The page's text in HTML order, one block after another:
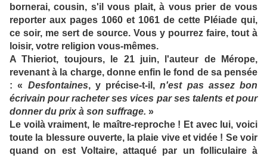
bornerai, cousin, s'il vous plait, à vous prier de vous
reporter aux pages 1060 et 1061 de cette Pléiade qui,
ce soir, me sert de source. Vous y pourrez faire, tout à
loisir, votre religion vous-mêmes.
A Thieriot, toujours, le 21 juin, l'auteur de Mérope,
revenant à la charge, donne enfin le fond de sa pensée
: « Desfontaines, y précise-t-il,n'est pas assez bon
écrivain pour racheter ses vices par ses talents et pour
donner du prix à son suffrage. »
Le voilà vraiment, le maître-reproche ! Et avec lui, voici
toute la blessure ouverte, la plaie vive et vidée ! Se voir
quand on est Voltaire, attaqué par un folliculaire à